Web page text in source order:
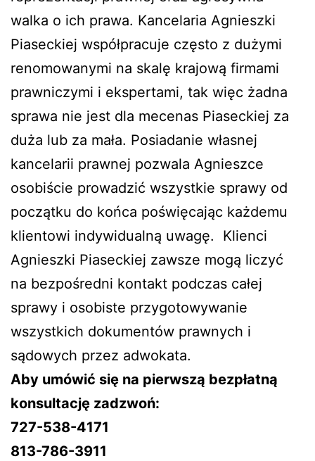
walka o ich prawa. Kancelaria Agnieszki
Piaseckiej współpracuje często z dużymi
renomowanymi na skalę krajową firmami
prawniczymi i ekspertami, tak więc żadna
sprawa nie jest dla mecenas Piaseckiej za
duża lub za mała. Posiadanie własnej
kancelarii prawnej pozwala Agnieszce
osobiście prowadzić wszystkie sprawy od
początku do końca poświęcając każdemu
klientowi indywidualną uwagę. Klienci
Agnieszki Piaseckiej zawsze mogą liczyć
na bezpośredni kontakt podczas całej
sprawy i osobiste przygotowywanie
wszystkich dokumentów prawnych i
sądowych przez adwokata.
Aby umówić się na pierwszą bezpłatną
konsultację zadzwoń:
727-538-4171
813-786-3911